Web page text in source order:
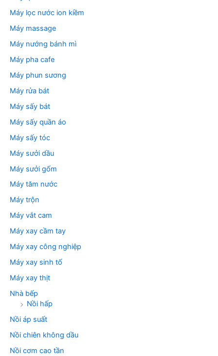
Máy lọc nước ion kiềm
Máy massage
Máy nướng bánh mì
Máy pha cafe
Máy phun sương
Máy rửa bát
Máy sấy bát
Máy sấy quần áo
Máy sấy tóc
Máy sưởi dầu
Máy sưởi gốm
Máy tăm nước
Máy trộn
Máy vắt cam
Máy xay cầm tay
Máy xay công nghiệp
Máy xay sinh tố
Máy xay thịt
Nhà bếp
Nồi hấp
Nồi áp suất
Nồi chiên không dầu
Nồi cơm cao tần